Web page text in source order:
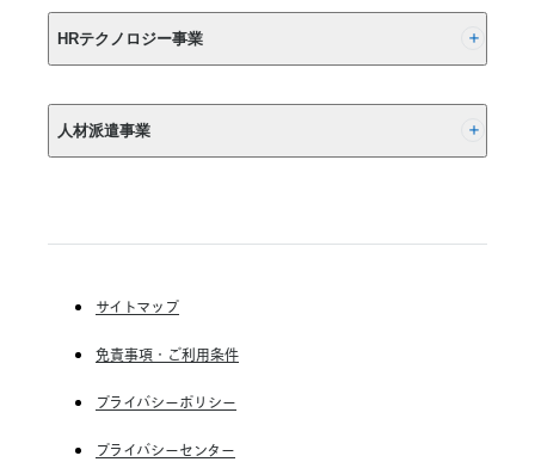
デ
に
応
え、
払
い』、
サ
ビ
ス
終
(株) リクルート
HRテクノロジー事業
(株) インディードリクルートパートナーズ
(株) インディードリクルートテクノロジーズ
人材派遣事業
RGF Staffing France SAS
RGF Staffing Germany GmbH
RGF Staffing the Netherlands B.V.
Unique NV
サイトマップ
免責事項・ご利用条件
プライバシーポリシー
プライバシーセンター